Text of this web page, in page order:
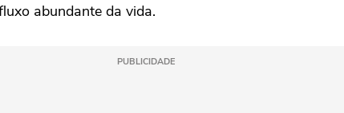
abundante da vida.
PUBLICIDADE